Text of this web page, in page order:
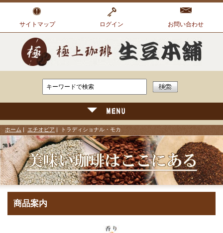
サイトマップ ログイン お問い合わせ
ホーム エチオピア | トラディショナル・モカ
商品案内